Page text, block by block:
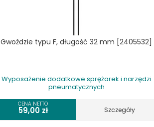
Gwoździe typu F, długość 32 mm [2405532]
Wyposażenie dodatkowe sprężarek i narzędzi
pneumatycznych
CENA NETTO
59,00 zł Szczegóły